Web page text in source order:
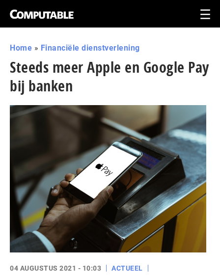
Home » Financiële dienstverlening
Steeds meer Apple en Google Pay
bij banken
04 AUGUSTUS 2021 - 10:03
ACTUEEL